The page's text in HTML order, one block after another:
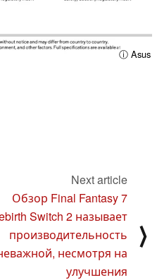
ⓘ Asus
Next article
Обзор Final Fantasy 7
Switch 2 называет
производительность
несмотря на
улучшения
⟩